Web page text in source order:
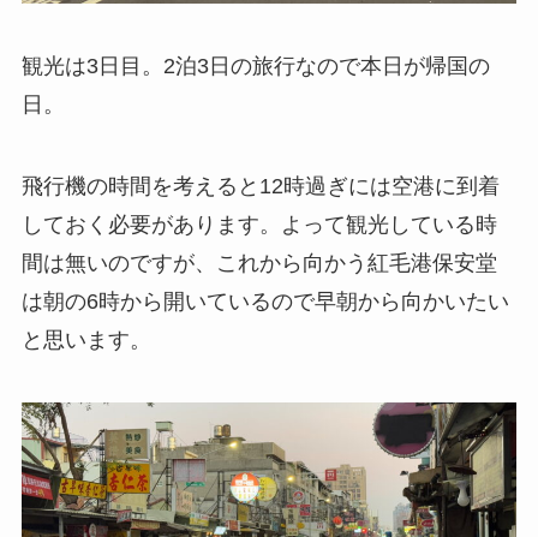
観光は3日目。2泊3日の旅行なので本日が帰国の
日。
飛行機の時間を考えると12時過ぎには空港に到着
しておく必要があります。よって観光している時
間は無いのですが、これから向かう紅毛港保安堂
は朝の6時から開いているので早朝から向かいたい
と思います。